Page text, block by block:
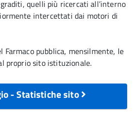
quelli più ricercati all’interno
intercettati dai motori di
Farmaco pubblica, mensilmente, le
proprio sito istituzionale.
- Statistiche sito